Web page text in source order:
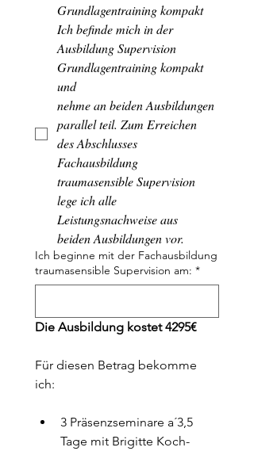
Grundlagentraining kompakt
Ich befinde mich in der
Ausbildung Supervision
Grundlagentraining kompakt
und
nehme an beiden Ausbildungen
parallel teil. Zum Erreichen
des Abschlusses
Fachausbildung
traumasensible Supervision
lege ich alle
Leistungsnachweise aus
beiden Ausbildungen vor.
Ich beginne mit der Fachausbildung
traumasensible Supervision am: *
Für diesen Betrag bekomme
ich:
3 Präsenzseminare a´3,5
Tage mit Brigitte Koch-